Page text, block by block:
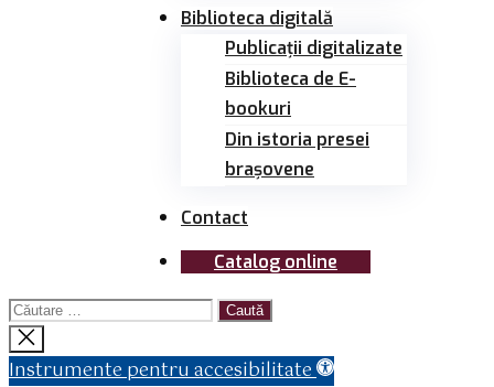
Biblioteca digitală
Publicații digitalizate
Biblioteca de E-
bookuri
Din istoria presei
brașovene
Contact
Catalog online
Caută
după:
Închide
căutarea
Instrumente pentru accesibilitate